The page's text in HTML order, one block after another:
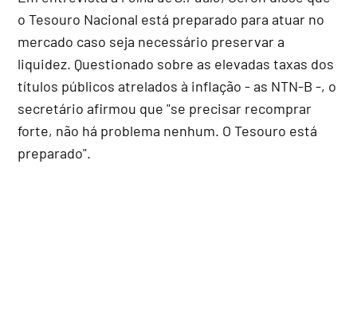
o Tesouro Nacional está preparado para atuar no
mercado caso seja necessário preservar a
liquidez. Questionado sobre as elevadas taxas dos
títulos públicos atrelados à inflação - as NTN-B -, o
secretário afirmou que "se precisar recomprar
forte, não há problema nenhum. O Tesouro está
preparado".